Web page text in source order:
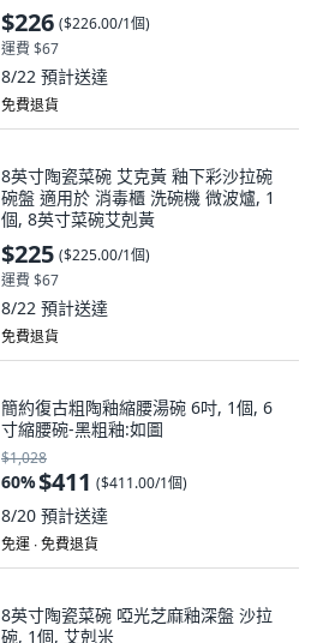
$226 ($226.00/1個)
運費 $67
8/22 預計送達
免費退貨
8英寸陶瓷菜碗 艾克黃 釉下彩沙拉碗
碗盤 適用於 消毒櫃 洗碗機 微波爐, 1
個, 8英寸菜碗艾剋黃
$225 ($225.00/1個)
運費 $67
8/22 預計送達
免費退貨
簡約復古粗陶釉縮腰湯碗 6吋, 1個, 6
寸縮腰碗-黑粗釉:如圖
$1,028
60%$411 ($411.00/1個)
8/20 預計送達
免運 ∙ 免費退貨
8英寸陶瓷菜碗 啞光芝麻釉深盤 沙拉
碗, 1個, 艾剋米